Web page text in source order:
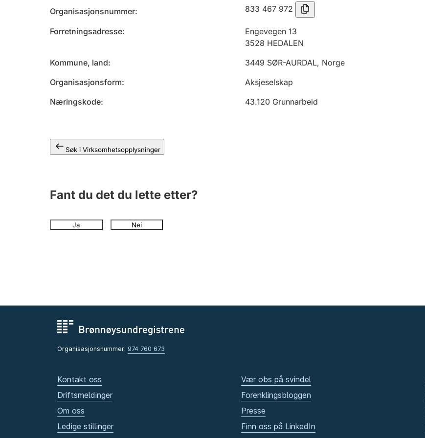
Organisasjonsnummer 833 467 972
Forretningsadresse
Engevegen 13
3528 HEDALEN
Kommune, land
3449 SØR-AURDAL, Norge
Organisasjonsform
Aksjeselskap
Næringskode
43.120 Grunnarbeid
Søk i Virksomhetsopplysninger
Fant du det du lette etter?
Ja Nei
Organisasjonsnummer: 974 760 673
Kontakt oss
Driftsmeldinger
Om oss
Ledige stillinger
Vær obs på svindel
Forenklingsbloggen
Presse
Finn oss på LinkedIn